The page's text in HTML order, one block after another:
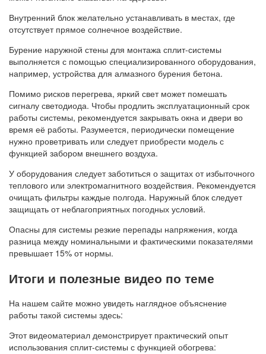
Внутренний блок желательно устанавливать в местах, где
отсутствует прямое солнечное воздействие.
Бурение наружной стены для монтажа сплит-системы
выполняется с помощью специализированного оборудования,
например, устройства для алмазного бурения бетона.
Помимо рисков перегрева, яркий свет может помешать
сигналу светодиода. Чтобы продлить эксплуатационный срок
работы системы, рекомендуется закрывать окна и двери во
время её работы. Разумеется, периодически помещение
нужно проветривать или следует приобрести модель с
функцией забором внешнего воздуха.
У оборудования следует заботиться о защитах от избыточного
теплового или электромагнитного воздействия. Рекомендуется
очищать фильтры каждые полгода. Наружный блок следует
защищать от неблагоприятных погодных условий.
Опасны для системы резкие перепады напряжения, когда
разница между номинальными и фактическими показателями
превышает 15% от нормы.
Итоги и полезные видео по теме
На нашем сайте можно увидеть наглядное объяснение
работы такой системы здесь:
Этот видеоматериал демонстрирует практический опыт
использования сплит-системы с функцией обогрева: